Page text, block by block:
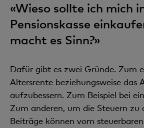
«Wieso sollte ich mich
Pensionskasse
macht es Sinn?»
Dafür gibt es zwei Gründe. Zum
Altersrente beziehungsweise das
aufzubessern. Zum Beispiel bei
Zum anderen, um die Steuern zu
Beiträge können vom